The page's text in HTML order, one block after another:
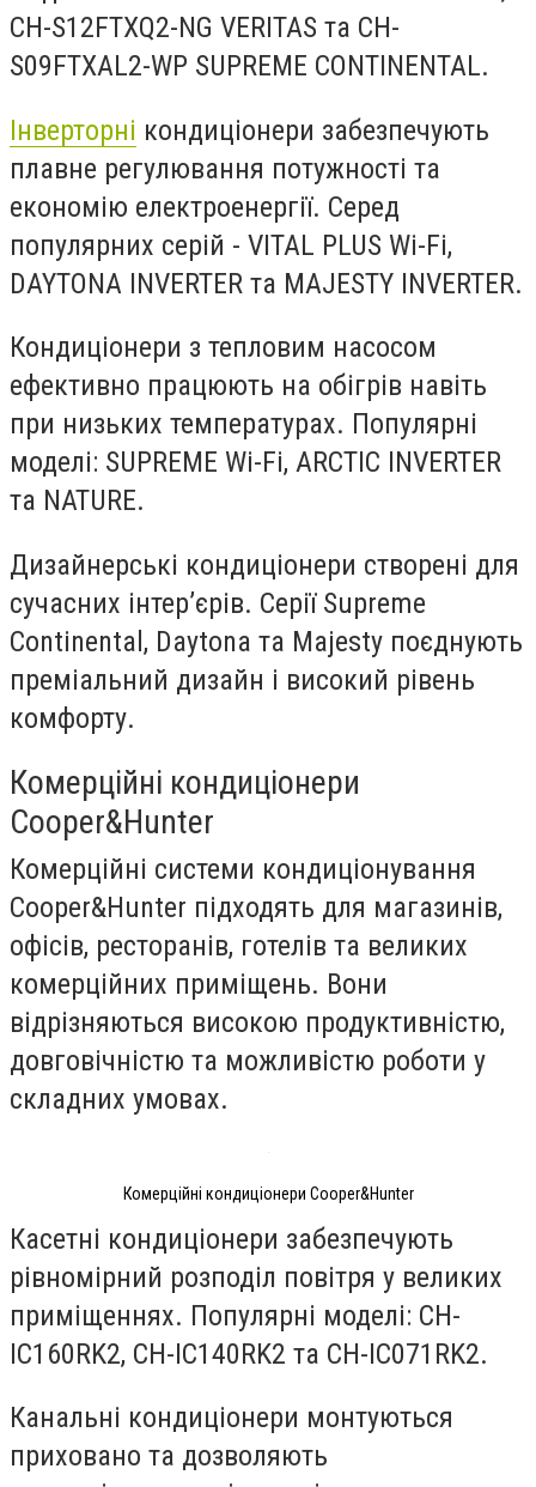
CH-S12FTXQ2-NG VERITAS та CH-
S09FTXAL2-WP SUPREME CONTINENTAL.
Інверторні кондиціонери забезпечують
плавне регулювання потужності та
економію електроенергії. Серед
популярних серій - VITAL PLUS Wi-Fi,
DAYTONA INVERTER та MAJESTY INVERTER.
Кондиціонери з тепловим насосом
ефективно працюють на обігрів навіть
при низьких температурах. Популярні
моделі: SUPREME Wi-Fi, ARCTIC INVERTER
та NATURE.
Дизайнерські кондиціонери створені для
сучасних інтер’єрів. Серії Supreme
Continental, Daytona та Majesty поєднують
преміальний дизайн і високий рівень
комфорту.
Комерційні кондиціонери
Cooper&Hunter
Комерційні системи кондиціонування
Cooper&Hunter підходять для магазинів,
офісів, ресторанів, готелів та великих
комерційних приміщень. Вони
відрізняються високою продуктивністю,
довговічністю та можливістю роботи у
складних умовах.
Комерційні кондиціонери Cooper&Hunter
Касетні кондиціонери забезпечують
рівномірний розподіл повітря у великих
приміщеннях. Популярні моделі: CH-
IC160RK2, CH-IC140RK2 та CH-IC071RK2.
Канальні кондиціонери монтуються
приховано та дозволяють